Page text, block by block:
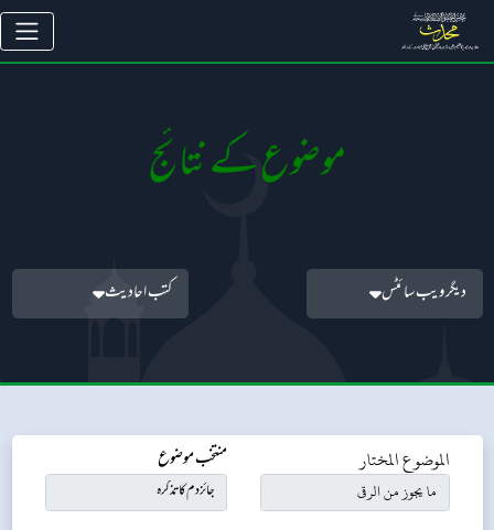
موضوع کے نتائج
دیگر ویب سائٹس کتب احادیث
الموضوع المختار منتخب موضوع